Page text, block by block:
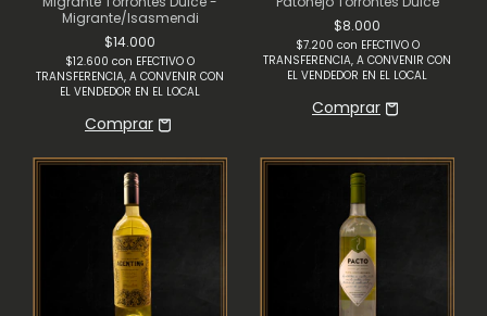
Migrante/Isasmendi
$14.000
$12.600 con EFECTIVO O
TRANSFERENCIA, A CONVENIR CON
EL VENDEDOR EN EL LOCAL
$8.000
$7.200 con EFECTIVO O
TRANSFERENCIA, A CONVENIR CON
EL VENDEDOR EN EL LOCAL